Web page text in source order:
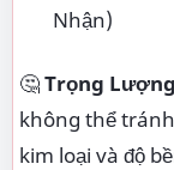
Nhận)
🤔Trọng
không thể
kim loại và độ